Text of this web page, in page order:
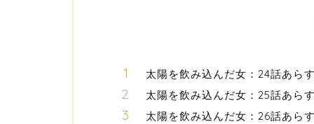
太陽を飲み込んだ女：24話あら
太陽を飲み込んだ女：25話あら
太陽を飲み込んだ女：26話あら